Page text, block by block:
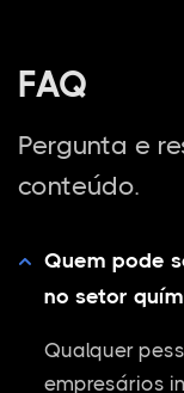
FAQ
Pergunta e
conteúdo.
Quem pode
no setor
Qualquer
empresários